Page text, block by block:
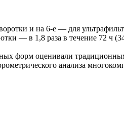
и на 6-е — для
— в 1,8 раза в течение 72 ч
форм оценивали
анализа